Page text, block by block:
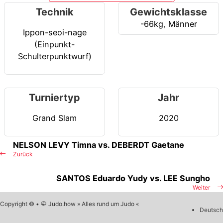
Technik
Ippon-seoi-nage
(Einpunkt-
Schulterpunktwurf)
Gewichtsklasse
-66kg, Männer
Turniertyp
Grand Slam
Jahr
2020
Zurück
NELSON LEVY Timna vs. DEBERDT Gaetane
Weiter
SANTOS Eduardo Yudy vs. LEE Sungho
Copyright © • 🥋 Judo.how » Alles rund um Judo «
Deutsch